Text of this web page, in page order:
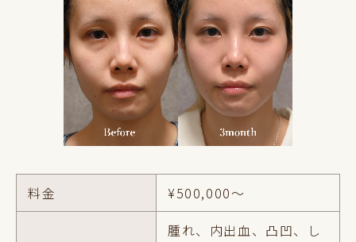
料金 ¥500,000～
腫れ、内出血、凸凹、し